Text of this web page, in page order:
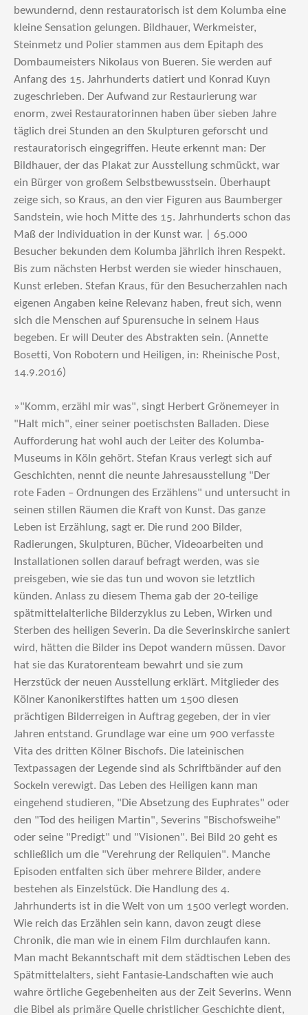
bewundernd, denn restauratorisch ist dem Kolumba eine
kleine Sensation gelungen. Bildhauer, Werkmeister,
Steinmetz und Polier stammen aus dem Epitaph des
Dombaumeisters Nikolaus von Bueren. Sie werden auf
Anfang des 15. Jahrhunderts datiert und Konrad Kuyn
zugeschrieben. Der Aufwand zur Restaurierung war
enorm, zwei Restauratorinnen haben über sieben Jahre
täglich drei Stunden an den Skulpturen geforscht und
restauratorisch eingegriffen. Heute erkennt man: Der
Bildhauer, der das Plakat zur Ausstellung schmückt, war
ein Bürger von großem Selbstbewusstsein. Überhaupt
zeige sich, so Kraus, an den vier Figuren aus Baumberger
Sandstein, wie hoch Mitte des 15. Jahrhunderts schon das
Maß der Individuation in der Kunst war. | 65.000
Besucher bekunden dem Kolumba jährlich ihren Respekt.
Bis zum nächsten Herbst werden sie wieder hinschauen,
Kunst erleben. Stefan Kraus, für den Besucherzahlen nach
eigenen Angaben keine Relevanz haben, freut sich, wenn
sich die Menschen auf Spurensuche in seinem Haus
begeben. Er will Deuter des Abstrakten sein. (Annette
Bosetti, Von Robotern und Heiligen, in: Rheinische Post,
14.9.2016)
»"Komm, erzähl mir was", singt Herbert Grönemeyer in
"Halt mich", einer seiner poetischsten Balladen. Diese
Aufforderung hat wohl auch der Leiter des Kolumba-
Museums in Köln gehört. Stefan Kraus verlegt sich auf
Geschichten, nennt die neunte Jahresausstellung "Der
rote Faden – Ordnungen des Erzählens" und untersucht in
seinen stillen Räumen die Kraft von Kunst. Das ganze
Leben ist Erzählung, sagt er. Die rund 200 Bilder,
Radierungen, Skulpturen, Bücher, Videoarbeiten und
Installationen sollen darauf befragt werden, was sie
preisgeben, wie sie das tun und wovon sie letztlich
künden. Anlass zu diesem Thema gab der 20-teilige
spätmittelalterliche Bilderzyklus zu Leben, Wirken und
Sterben des heiligen Severin. Da die Severinskirche saniert
wird, hätten die Bilder ins Depot wandern müssen. Davor
hat sie das Kuratorenteam bewahrt und sie zum
Herzstück der neuen Ausstellung erklärt. Mitglieder des
Kölner Kanonikerstiftes hatten um 1500 diesen
prächtigen Bilderreigen in Auftrag gegeben, der in vier
Jahren entstand. Grundlage war eine um 900 verfasste
Vita des dritten Kölner Bischofs. Die lateinischen
Textpassagen der Legende sind als Schriftbänder auf den
Sockeln verewigt. Das Leben des Heiligen kann man
eingehend studieren, "Die Absetzung des Euphrates" oder
den "Tod des heiligen Martin", Severins "Bischofsweihe"
oder seine "Predigt" und "Visionen". Bei Bild 20 geht es
schließlich um die "Verehrung der Reliquien". Manche
Episoden entfalten sich über mehrere Bilder, andere
bestehen als Einzelstück. Die Handlung des 4.
Jahrhunderts ist in die Welt von um 1500 verlegt worden.
Wie reich das Erzählen sein kann, davon zeugt diese
Chronik, die man wie in einem Film durchlaufen kann.
Man macht Bekanntschaft mit dem städtischen Leben des
Spätmittelalters, sieht Fantasie-Landschaften wie auch
wahre örtliche Gegebenheiten aus der Zeit Severins. Wenn
die Bibel als primäre Quelle christlicher Geschichte dient,